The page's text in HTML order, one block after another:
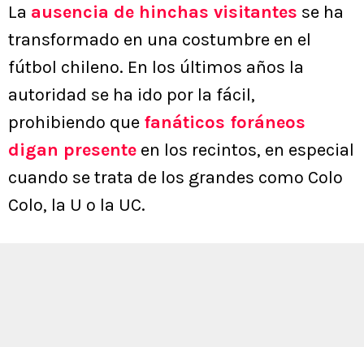
La ausencia de hinchas visitantes se ha
transformado en una costumbre en el
fútbol chileno. En los últimos años la
autoridad se ha ido por la fácil,
prohibiendo que fanáticos foráneos
digan presente en los recintos, en especial
cuando se trata de los grandes como Colo
Colo, la U o la UC.